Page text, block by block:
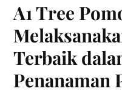
A1 Tree
Terbaik
Penanaman